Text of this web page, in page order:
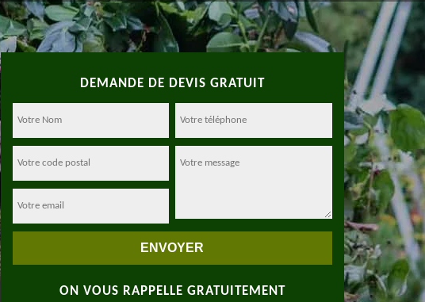
DEMANDE DE DEVIS GRATUIT
ON VOUS RAPPELLE GRATUITEMENT